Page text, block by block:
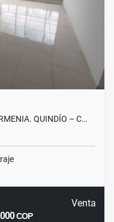
QUINDÍO – C…
Venta
COP